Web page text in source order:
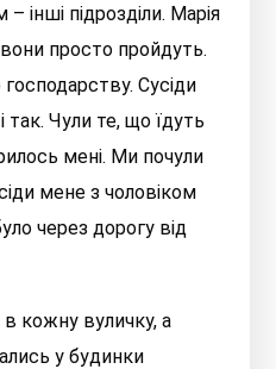
інші підрозділи. Марія
просто пройдуть.
господарству. Сусіди
так. Чули те, що їдуть
мені. Ми почули
мене з чоловіком
через дорогу від
в кожну вуличку, а
у будинки